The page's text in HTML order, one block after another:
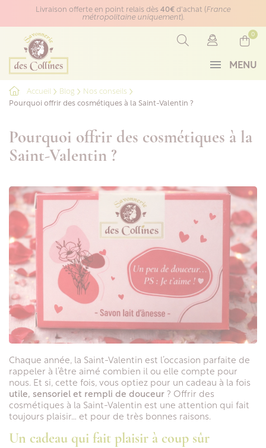
Panneau de gestion des cookies
Livraison offerte en point relais dès 40€ d'achat (France
métropolitaine uniquement).
MENU
0
Accueil Blog
Nos conseils
Pourquoi offrir des cosmétiques à la Saint-Valentin ?
Pourquoi offrir des cosmétiques à la
Saint-Valentin ?
Chaque année, la Saint-Valentin est l’occasion parfaite de
rappeler à l’être aimé combien il ou elle compte pour
nous. Et si, cette fois, vous optiez pour un cadeau à la fois
utile, sensoriel et rempli de douceur ? Offrir des
cosmétiques à la Saint-Valentin est une attention qui fait
toujours plaisir… et pour de très bonnes raisons.
Un cadeau qui fait plaisir à coup sûr